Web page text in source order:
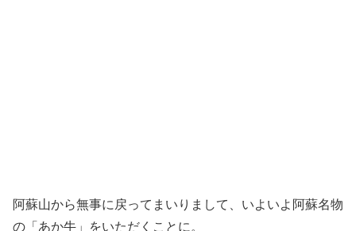
阿蘇山から無事に戻ってまいりまして、いよいよ阿蘇名物
の「あか牛」をいただくことに。